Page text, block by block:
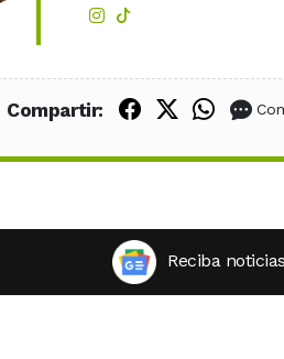
Compartir: Compartir en
Compartir
Reciba